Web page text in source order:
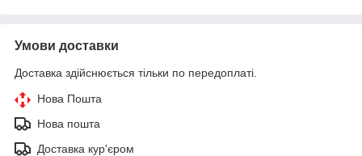
Умови доставки
Доставка здійснюється тільки по передоплаті.
Нова Пошта
Нова пошта
Доставка кур'єром